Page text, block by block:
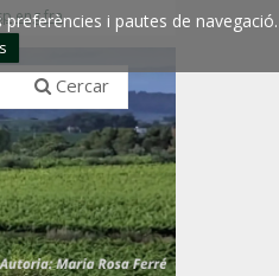
i pautes de navegació.
engfra
Cercar